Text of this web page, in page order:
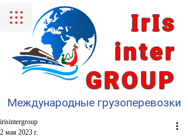
IrIs
inter
GROUP
Международные грузоперевозки
irisintergroup
2 мая 2023 г.